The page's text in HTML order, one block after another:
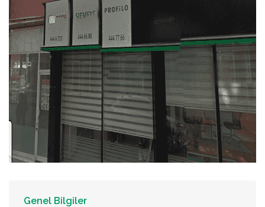
Genel Bilgiler